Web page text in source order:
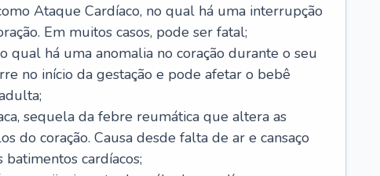
Ataque Cardíaco, no qual há uma interrupção
Em muitos casos, pode ser fatal;
qual há uma anomalia no coração durante o seu
no início da gestação e pode afetar o bebê
sequela da febre reumática que altera as
do coração. Causa desde falta de ar e cansaço
batimentos cardíacos;